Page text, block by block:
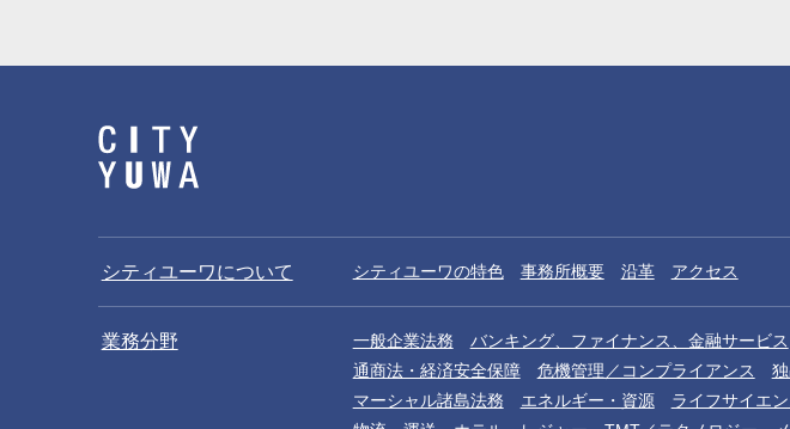
シティユーワについて シティユーワの特色 事務所概要 沿革 アクセス
業務分野 一般企業法務 バンキング、ファイナンス、金融サービス
通商法・経済安全保障
危機管理／コンプライアンス
マーシャル諸島法務
エネルギー・資源 ライフサイエ